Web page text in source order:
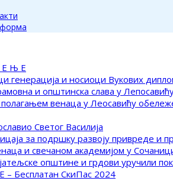
Њ Е
генерација и носиоци Вукових
и општинска слава у
венаца у Леосавићу
Светог Василија
за подршку развоју привреде и
и свечаном академијом у
општине и грдови уручили
Бесплатан СкиПас 2024